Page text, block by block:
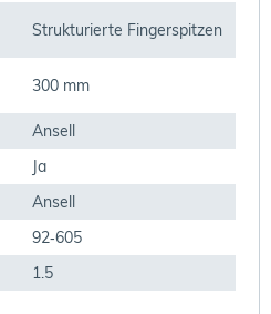
Strukturierte Fingerspitzen
300 mm
Ansell
Ja
Ansell
92‐605
1.5